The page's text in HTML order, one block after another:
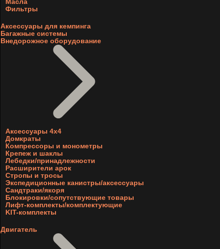
Фильтры
Аксессуары для кемпинга
Багажные системы
Внедорожное оборудование
Аксессуары 4х4
Домкраты
Компрессоры и монометры
Крепеж и шаклы
Лебедки/принадлежности
Расширители арок
Стропы и тросы
Экспедиционные канистры/аксессуары
Сандтраки/якоря
Блокировки/сопутствующие товары
Лифт-комплекты/комплектующие
KIT-комплекты
Двигатель